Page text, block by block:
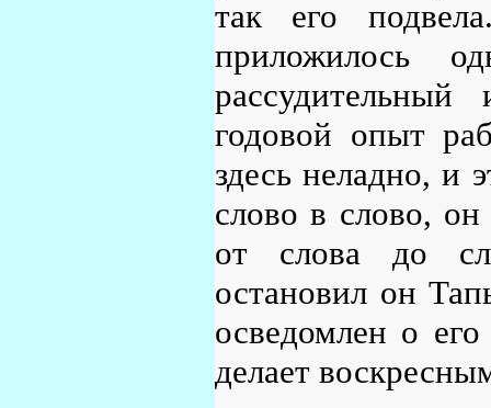
так его
приложилось
годовой опыт
здесь неладно, и
слово в слово,
от слова до
остановил он
осведомлен о
делает